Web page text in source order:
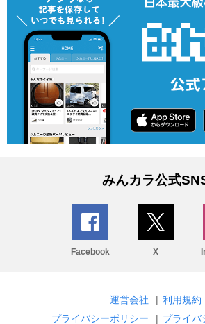
みんカラ公式
Facebook X
運営会社 | 利用規約
プライバシーポリシー
| プライバ